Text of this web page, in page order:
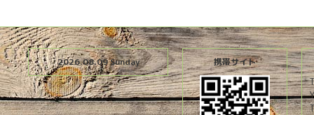
2026.08.09 Sunday 携帯サイト